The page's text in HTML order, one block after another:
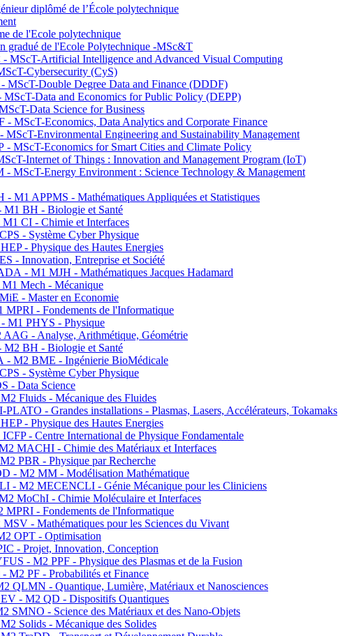
diplômé de l’École polytechnique
de l'Ecole polytechnique
gradué de l'Ecole Polytechnique -MSc&T
MScT-Artificial Intelligence and Advanced Visual Computing
Cybersecurity (CyS)
MScT-Double Degree Data and Finance (DDDF)
MScT-Data and Economics for Public Policy (DEPP)
Data Science for Business
- MScT-Economics, Data Analytics and Corporate Finance
MScT-Environmental Engineering and Sustainability Management
- MScT-Economics for Smart Cities and Climate Policy
Internet of Things : Innovation and Management Program (IoT)
- MScT-Energy Environment : Science Technology & Management
M1 APPMS - Mathématiques Appliquées et Statistiques
BH - Biologie et Santé
CI - Chimie et Interfaces
- Système Cyber Physique
- Physique des Hautes Energies
- Innovation, Entreprise et Société
- M1 MJH - Mathématiques Jacques Hadamard
Mech - Mécanique
- Master en Economie
- Fondements de l'Informatique
M1 PHYS - Physique
- Analyse, Arithmétique, Géométrie
BH - Biologie et Santé
- M2 BME - Ingénierie BioMédicale
- Système Cyber Physique
- Data Science
Fluids - Mécanique des Fluides
- Grandes installations - Plasmas, Lasers, Accélérateurs, Tokamaks
- Physique des Hautes Energies
- Centre International de Physique Fondamentale
MACHI - Chimie des Matériaux et Interfaces
PBR - Physique par Recherche
- M2 MM - Modélisation Mathématique
- M2 MECENCLI - Génie Mécanique pour les Cliniciens
MoChI - Chimie Moléculaire et Interfaces
- Fondements de l'Informatique
- Mathématiques pour les Sciences du Vivant
OPT - Optimisation
- Projet, Innovation, Conception
- M2 PPF - Physique des Plasmas et de la Fusion
M2 PF - Probabilités et Finance
QLMN - Quantique, Lumière, Matériaux et Nanosciences
- M2 QD - Dispositifs Quantiques
SMNO - Science des Matériaux et des Nano-Objets
Solids - Mécanique des Solides